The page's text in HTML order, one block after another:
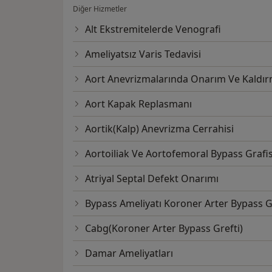
Üniversite Doçenti ünvanını kazandı. 1994’
Profesörlük kadrosuna atandı. Göğüs Kalp Damar Cerrahisi, Damar Cerrahisi,
Türkiye Klinikleri Kalp-Damar Cerrahisi,
Klinikler Kardiyoloji, Türk Kardiyoloji ve
bilimsel danışma kurulunda
almıştır. (European Board of thoracic and
clause )
Diğer Hizmetler
Alt Ekstremitelerde Venografi
Ameliyatsız Varis Tedavisi
Aort Anevrizmalarında Onarım Ve
Aort Kapak Replasmanı
Aortik(Kalp) Anevrizma Cerrahisi
Aortoiliak Ve Aortofemoral Bypass
Atriyal Septal Defekt Onarımı
Bypass Ameliyatı Koroner Arter Bypass
Cabg(Koroner Arter Bypass Grefti)
Damar Ameliyatları